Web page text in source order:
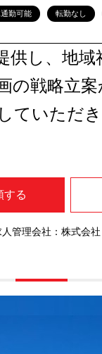
勤可能 転勤なし
し、地
戦略立
ていただき
する
人管理会社：株式会